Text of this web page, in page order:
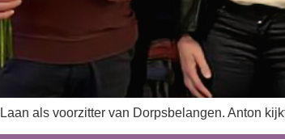
als voorzitter van Dorpsbelangen. Anton